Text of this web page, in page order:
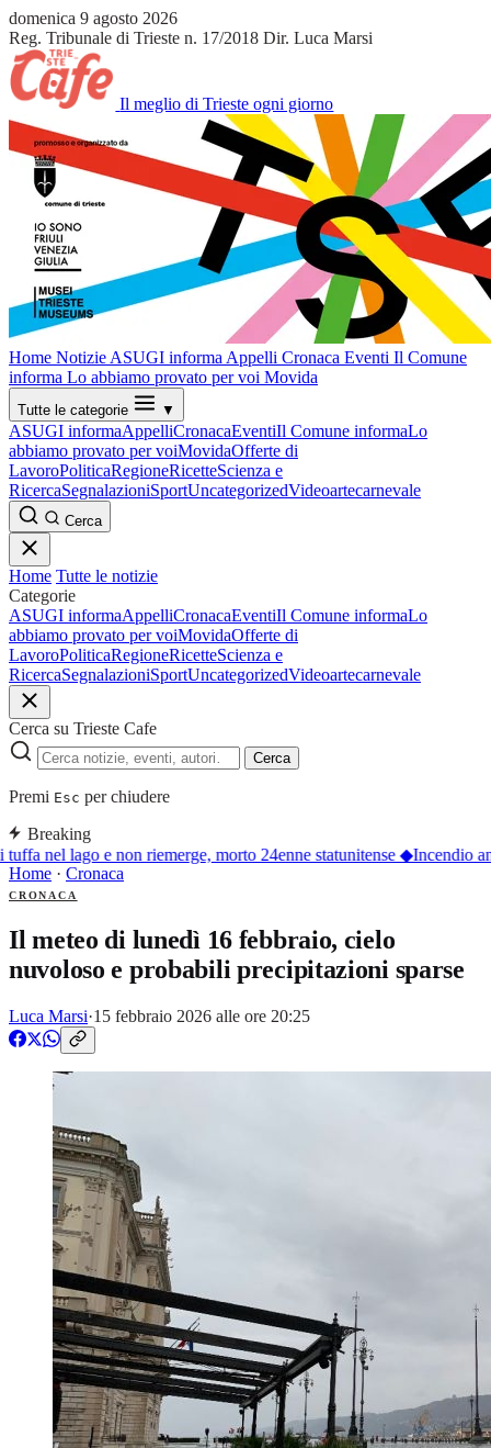
domenica 9 agosto 2026
Reg. Tribunale di Trieste n. 17/2018 Dir. Luca Marsi
Il meglio di Trieste ogni giorno
Home Notizie ASUGI informa Appelli Cronaca Eventi Il Comune
informa Lo abbiamo provato per voi Movida
Tutte le categorie ▼
ASUGI informaAppelliCronacaEventiIl Comune informaLo
abbiamo provato per voiMovidaOfferte di
LavoroPoliticaRegioneRicetteScienza e
RicercaSegnalazioniSportUncategorizedVideoartecarnevale
Cerca
Home Tutte le notizie
Categorie
ASUGI informaAppelliCronacaEventiIl Comune informaLo
abbiamo provato per voiMovidaOfferte di
LavoroPoliticaRegioneRicetteScienza e
RicercaSegnalazioniSportUncategorizedVideoartecarnevale
Cerca su Trieste Cafe
Cerca
Premi Esc per chiudere
Breaking
tuffa nel lago e non riemerge, morto 24enne statunitense◆Incendio
Home · Cronaca
CRONACA
Il meteo di lunedì 16 febbraio, cielo
nuvoloso e probabili precipitazioni sparse
Luca Marsi·15 febbraio 2026 alle ore 20:25